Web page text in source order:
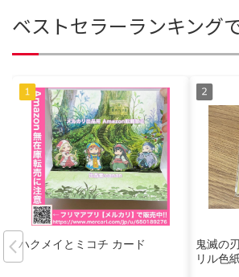
ベストセラーランキング
ハクメイとミコチ カード
鬼滅の
リル色